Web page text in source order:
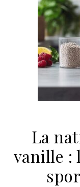
La
vanille :